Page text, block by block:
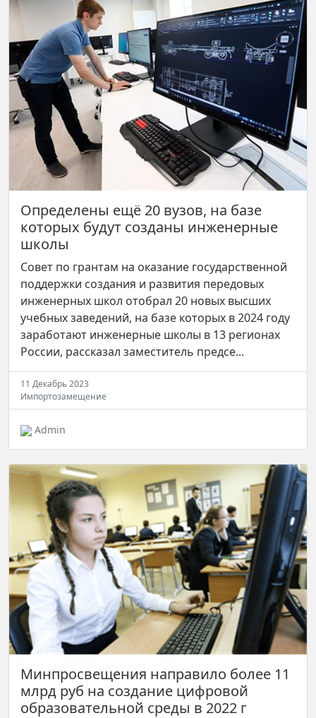
Определены ещё 20 вузов, на базе
которых будут созданы инженерные
школы
Совет по грантам на оказание государственной
поддержки создания и развития передовых
инженерных школ отобрал 20 новых высших
учебных заведений, на базе которых в 2024 году
заработают инженерные школы в 13 регионах
России, рассказал заместитель предсе...
11 Декабрь 2023
Импортозамещение
Admin
Минпросвещения направило более 11
млрд руб на создание цифровой
образовательной среды в 2022 г